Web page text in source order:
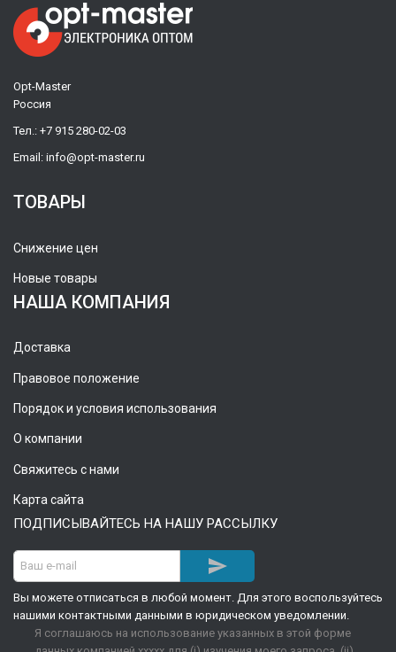
Opt-Master
Россия
Тел.: +7 915 280-02-03
Email: info@opt-master.ru
ТОВАРЫ
Снижение цен
Новые товары
НАША КОМПАНИЯ
Доставка
Правовое положение
Порядок и условия использования
О компании
Свяжитесь с нами
Карта сайта
ПОДПИСЫВАЙТЕСЬ НА НАШУ РАССЫЛКУ

Вы можете отписаться в любой момент. Для этого воспользуйтесь
нашими контактными данными в юридическом уведомлении.
Я соглашаюсь на использование указанных в этой форме